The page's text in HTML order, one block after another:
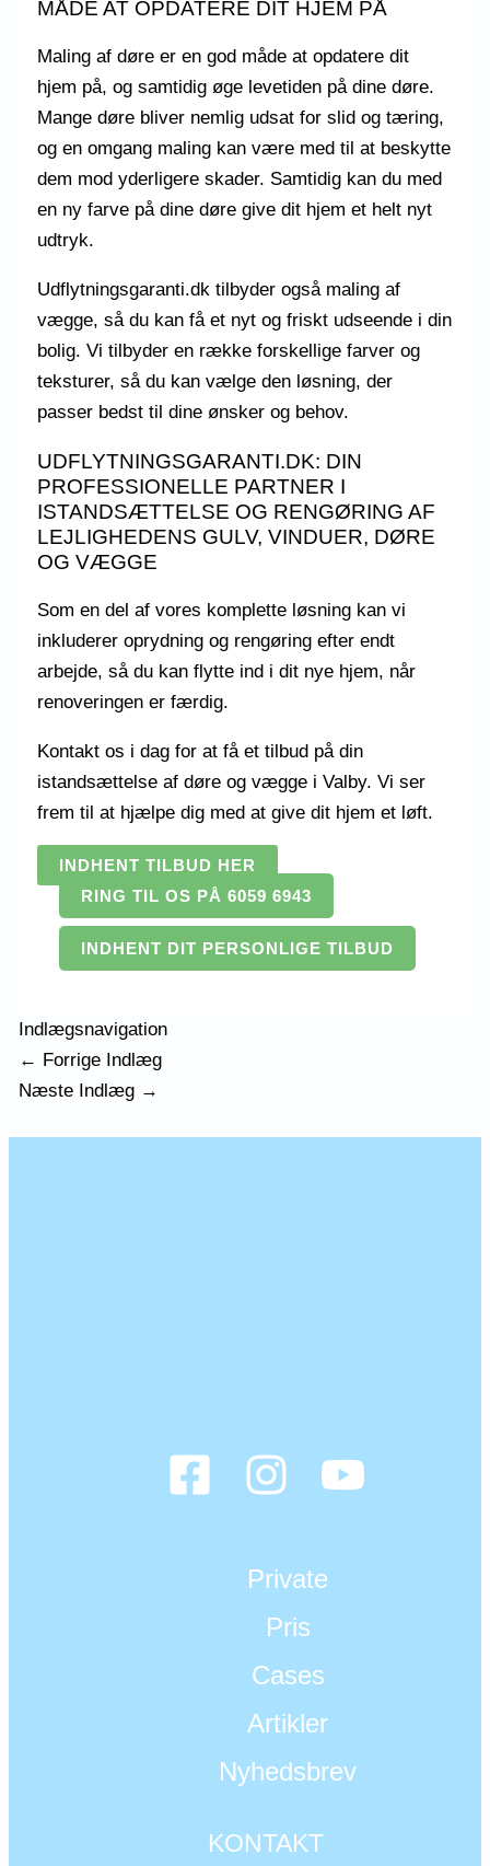
MÅDE AT OPDATERE DIT HJEM PÅ
Maling af døre er en god måde at opdatere dit
hjem på, og samtidig øge levetiden på dine døre.
Mange døre bliver nemlig udsat for slid og tæring,
og en omgang maling kan være med til at beskytte
dem mod yderligere skader. Samtidig kan du med
en ny farve på dine døre give dit hjem et helt nyt
udtryk.
Udflytningsgaranti.dk tilbyder også maling af
vægge, så du kan få et nyt og friskt udseende i din
bolig. Vi tilbyder en række forskellige farver og
teksturer, så du kan vælge den løsning, der
passer bedst til dine ønsker og behov.
UDFLYTNINGSGARANTI.DK: DIN
PROFESSIONELLE PARTNER I
ISTANDSÆTTELSE OG RENGØRING AF
LEJLIGHEDENS GULV, VINDUER, DØRE
OG VÆGGE
Som en del af vores komplette løsning kan vi
inkluderer oprydning og rengøring efter endt
arbejde, så du kan flytte ind i dit nye hjem, når
renoveringen er færdig.
Kontakt os i dag for at få et tilbud på din
istandsættelse af døre og vægge i Valby. Vi ser
frem til at hjælpe dig med at give dit hjem et løft.
INDHENT TILBUD HER
RING TIL OS PÅ 6059 6943
INDHENT DIT PERSONLIGE TILBUD
Indlægsnavigation
← Forrige Indlæg
Næste Indlæg →
Private
Pris
Cases
Artikler
Nyhedsbrev
KONTAKT